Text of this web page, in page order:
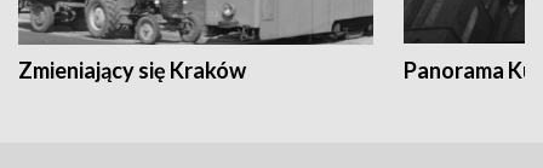
Zmieniający się Kraków Panorama